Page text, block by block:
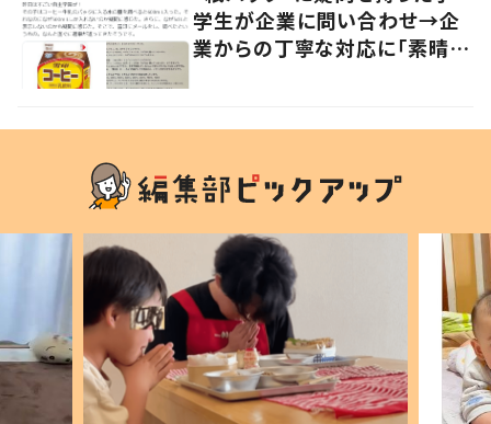
学生が企業に問い合わせ→企
業からの丁寧な対応に「素晴ら